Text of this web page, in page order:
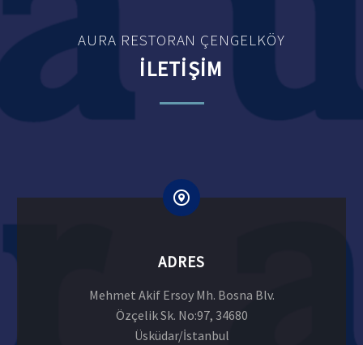
AURA RESTORAN ÇENGELKÖY
İLETİŞİM
ADRES
Mehmet Akif Ersoy Mh. Bosna Blv.
Özçelik Sk. No:97, 34680
Üsküdar/İstanbul